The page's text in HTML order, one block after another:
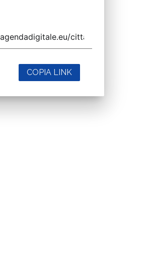
COPIA LINK